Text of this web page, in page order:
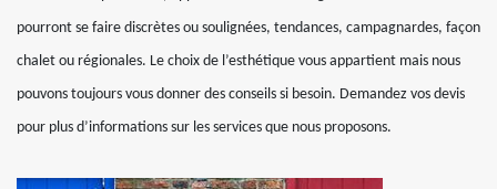
pourront se faire discrètes ou soulignées, tendances, campagnardes, façon
chalet ou régionales. Le choix de l’esthétique vous appartient mais nous
pouvons toujours vous donner des conseils si besoin. Demandez vos devis
pour plus d’informations sur les services que nous proposons.